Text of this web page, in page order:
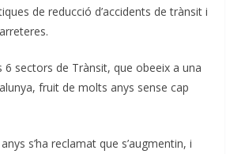
de reducció d’accidents de trànsit i
6 sectors de Trànsit, que obeeix a una
fruit de molts anys sense cap
s’ha reclamat que s’augmentin, i